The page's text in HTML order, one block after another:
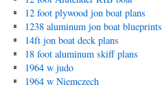
12 foot plywood jon boat plans
1238 aluminum jon boat blueprints
14ft jon boat deck plans
18 foot aluminum skiff plans
1964 w judo
1964 w Niemczech